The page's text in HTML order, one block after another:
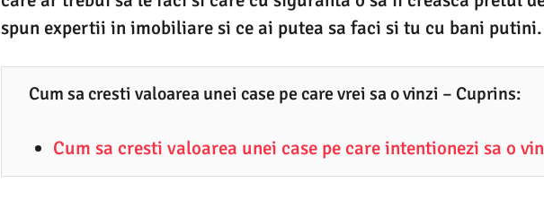
.
2
0
1
spun expertii in imobiliare si ce ai putea sa faci si tu cu bani putini.
Cum sa cresti valoarea unei case pe care vrei sa o vinzi – Cuprins:
Cum sa cresti valoarea unei case pe care intentionezi sa o